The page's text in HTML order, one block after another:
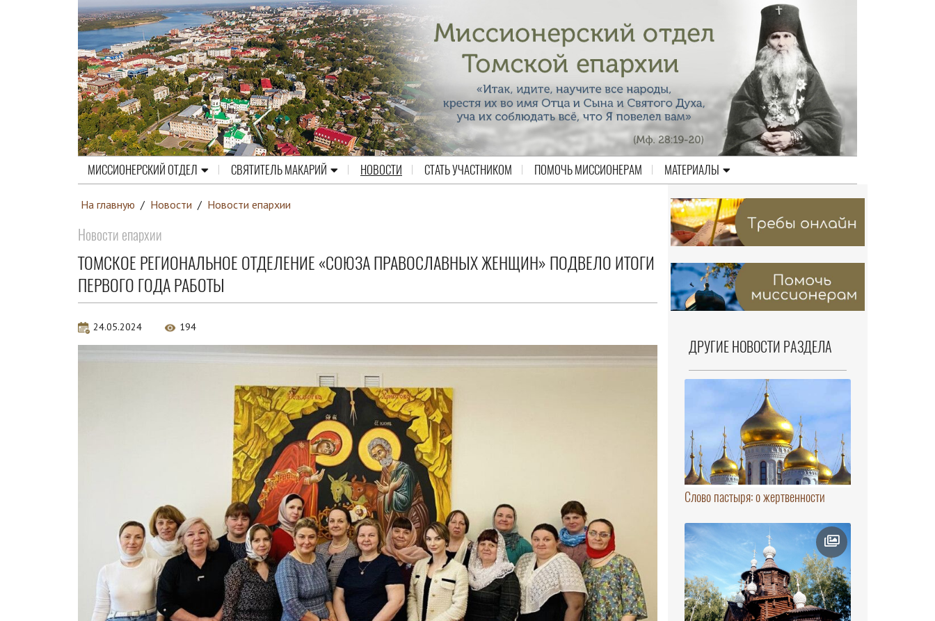
МИССИОНЕРСКИЙ ОТДЕЛ СВЯТИТЕЛЬ МАКАРИЙ НОВОСТИ СТАТЬ УЧАСТНИКОМ ПОМОЧЬ МИССИОНЕРАМ МАТЕРИАЛЫ
На главную / Новости / Новости епархии
Новости епархии
ТОМСКОЕ РЕГИОНАЛЬНОЕ ОТДЕЛЕНИЕ «СОЮЗА ПРАВОСЛАВНЫХ ЖЕНЩИН» ПОДВЕЛО ИТОГИ
ПЕРВОГО ГОДА РАБОТЫ
24.05.2024 194
ДРУГИЕ НОВОСТИ РАЗДЕЛА
Слово пастыря: о жертвенности